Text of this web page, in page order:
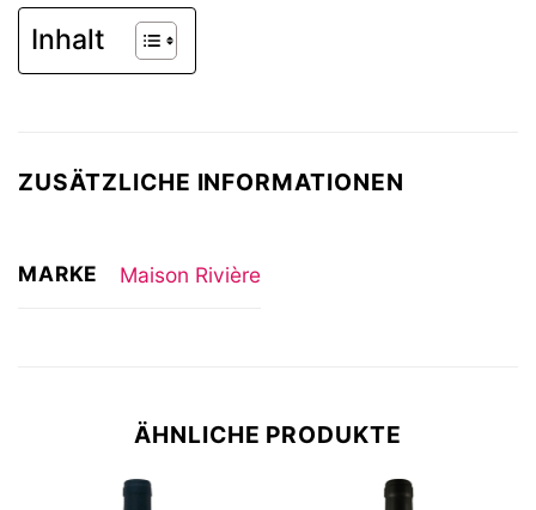
Inhalt
ZUSÄTZLICHE INFORMATIONEN
MARKE Maison Rivière
ÄHNLICHE PRODUKTE